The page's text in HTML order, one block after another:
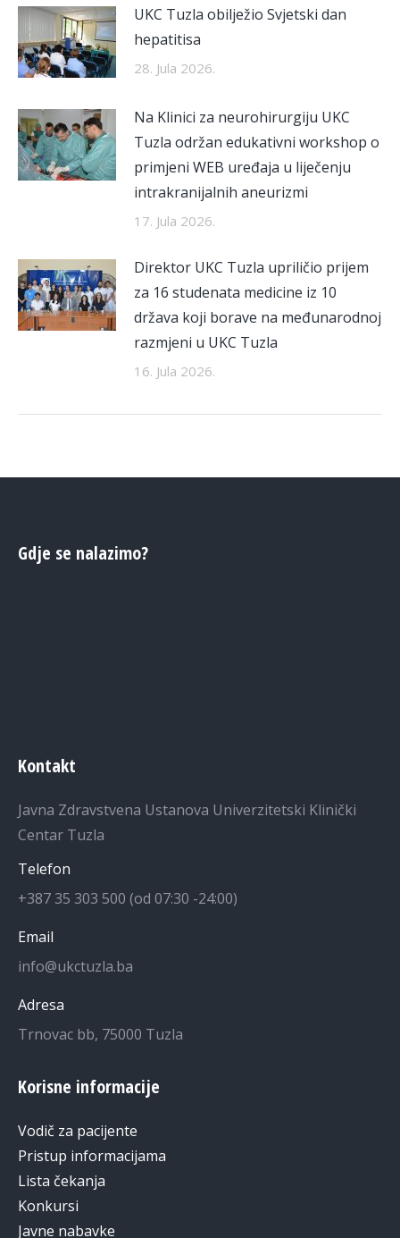
UKC Tuzla obilježio Svjetski dan
hepatitisa
28. Jula 2026.
Na Klinici za neurohirurgiju UKC
Tuzla održan edukativni workshop o
primjeni WEB uređaja u liječenju
intrakranijalnih aneurizmi
17. Jula 2026.
Direktor UKC Tuzla upriličio prijem
za 16 studenata medicine iz 10
država koji borave na međunarodnoj
razmjeni u UKC Tuzla
16. Jula 2026.
Gdje se nalazimo?
Kontakt
Javna Zdravstvena Ustanova Univerzitetski Klinički
Centar Tuzla
Telefon
+387 35 303 500 (od 07:30 -24:00)
Email
info@ukctuzla.ba
Adresa
Trnovac bb, 75000 Tuzla
Korisne informacije
Vodič za pacijente
Pristup informacijama
Lista čekanja
Konkursi
Javne nabavke